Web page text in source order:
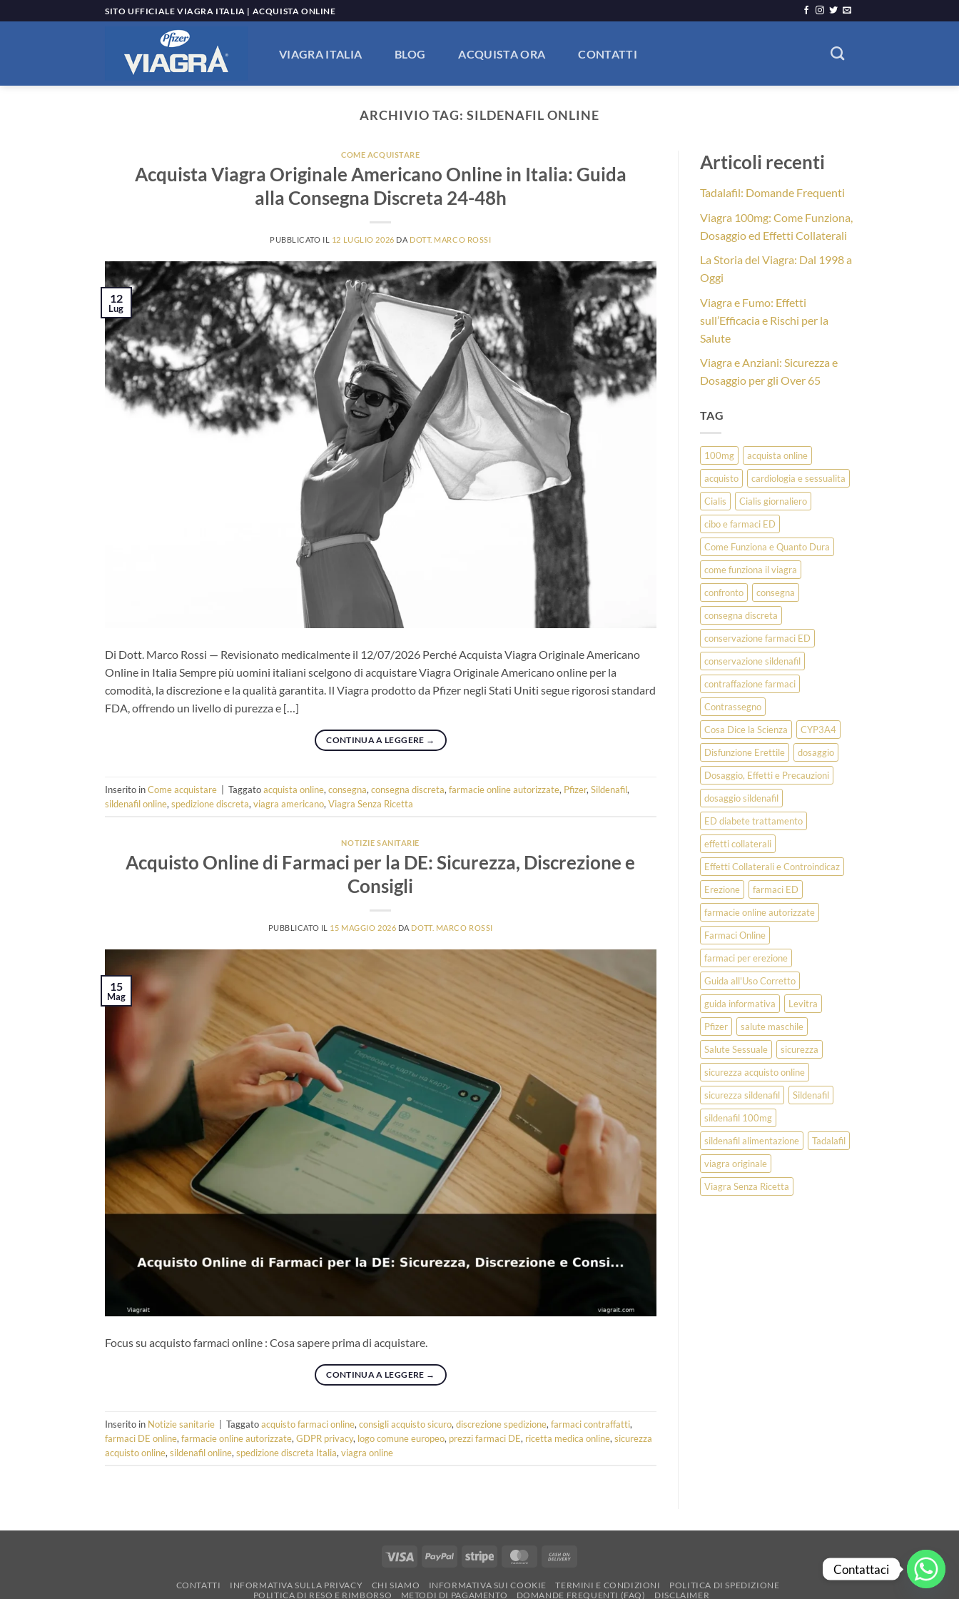
ai
SITO UFFICIALE VIAGRA ITALIA | ACQUISTA ONLINE
VIAGRA ITALIA BLOG ACQUISTA ORA CONTATTI
ARCHIVIO TAG:SILDENAFIL ONLINE
COME ACQUISTARE
Acquista Viagra Originale Americano Online in Italia: Guida
alla Consegna Discreta 24-48h
PUBBLICATO IL 12 LUGLIO 2026 DA DOTT. MARCO ROSSI
12
Lug
Di Dott. Marco Rossi — Revisionato medicalmente il 12/07/2026 Perché Acquista Viagra Originale Americano
Online in Italia Sempre più uomini italiani scelgono di acquistare Viagra Originale Americano online per la
comodità, la discrezione e la qualità garantita. Il Viagra prodotto da Pfizer negli Stati Uniti segue rigorosi standard
FDA, offrendo un livello di purezza e […]
CONTINUA A LEGGERE →
Inserito inCome acquistare Taggatoacquista online, consegna, consegna discreta, farmacie online autorizzate, Pfizer, Sildenafil,
sildenafil online, spedizione discreta, viagra americano, Viagra Senza Ricetta
NOTIZIE SANITARIE
Acquisto Online di Farmaci per la DE: Sicurezza, Discrezione e
Consigli
PUBBLICATO IL 15 MAGGIO 2026 DA DOTT. MARCO ROSSI
15
Mag
Focus su acquisto farmaci online : Cosa sapere prima di acquistare.
CONTINUA A LEGGERE →
Inserito in Notizie sanitarie Taggatoacquisto farmaci online, consigli acquisto sicuro, discrezione spedizione, farmaci contraffatti,
farmaci DE online, farmacie online autorizzate, GDPR privacy, logo comune europeo, prezzi farmaci DE, ricetta medica online, sicurezza
acquisto online, sildenafil online, spedizione discreta Italia, viagra online
Articoli recenti
Tadalafil: Domande Frequenti
Viagra 100mg: Come Funziona,
Dosaggio ed Effetti Collaterali
La Storia del Viagra: Dal 1998 a
Oggi
Viagra e Fumo: Effetti
sull’Efficacia e Rischi per la
Salute
Viagra e Anziani: Sicurezza e
Dosaggio per gli Over 65
TAG
100mg
acquista online
acquisto
cardiologia e sessualita
Cialis
Cialis giornaliero
cibo e farmaci ED
Come Funziona e Quanto Dura
come funziona il viagra
confronto
consegna
consegna discreta
conservazione farmaci ED
conservazione sildenafil
contraffazione farmaci
Contrassegno
Cosa Dice la Scienza
CYP3A4
Disfunzione Erettile
dosaggio
Dosaggio, Effetti e Precauzioni
dosaggio sildenafil
ED diabete trattamento
effetti collaterali
Effetti Collaterali e Controindicaz
Erezione
farmaci ED
farmacie online autorizzate
Farmaci Online
farmaci per erezione
Guida all'Uso Corretto
guida informativa
Levitra
Pfizer
salute maschile
Salute Sessuale
sicurezza
sicurezza acquisto online
sicurezza sildenafil
Sildenafil
sildenafil 100mg
sildenafil alimentazione
Tadalafil
viagra originale
Viagra Senza Ricetta
Visa PayPal Stripe MasterCard
Delivery
CONTATTI INFORMATIVA SULLA PRIVACY CHI SIAMO INFORMATIVA SUI COOKIE TERMINI E CONDIZIONI
POLITICA DI SPEDIZIONE
POLITICA DI RESO E RIMBORSO
METODI DI PAGAMENTO DOMANDE FREQUENTI (FAQ) DISCLAIMER
Contattaci